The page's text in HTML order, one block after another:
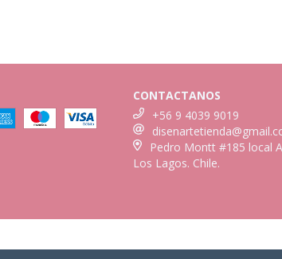
CONTACTANOS
+56 9 4039 9019
Pedro Montt #185 local
Los Lagos. Chile.